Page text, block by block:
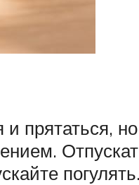
и прятаться,
погулять.